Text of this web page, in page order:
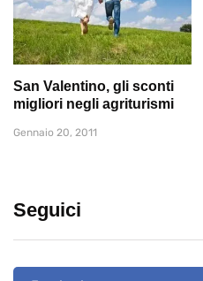
San Valentino, gli sconti
migliori negli agriturismi
Gennaio 20, 2011
Seguici